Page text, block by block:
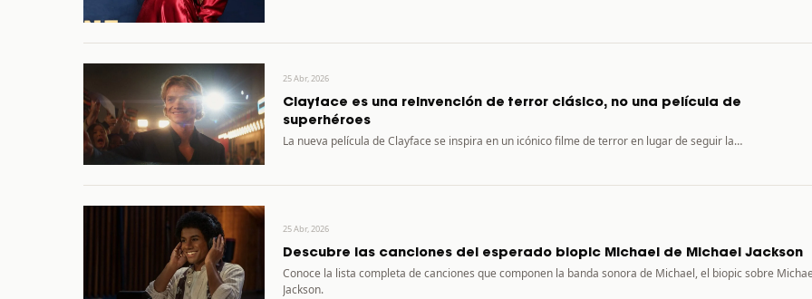
25 Abr, 2026
Clayface es una reinvención de terror clásico, no una película de
superhéroes
La nueva película de Clayface se inspira en un icónico filme de terror en lugar de seguir la…
25 Abr, 2026
Descubre las canciones del esperado biopic Michael de Michael Jackson
Conoce la lista completa de canciones que componen la banda sonora de Michael, el biopic sobre
Jackson.